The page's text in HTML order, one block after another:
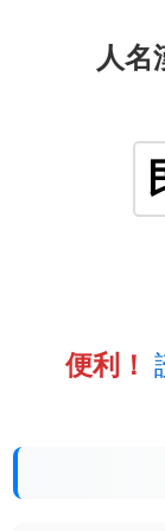
人名
便利！